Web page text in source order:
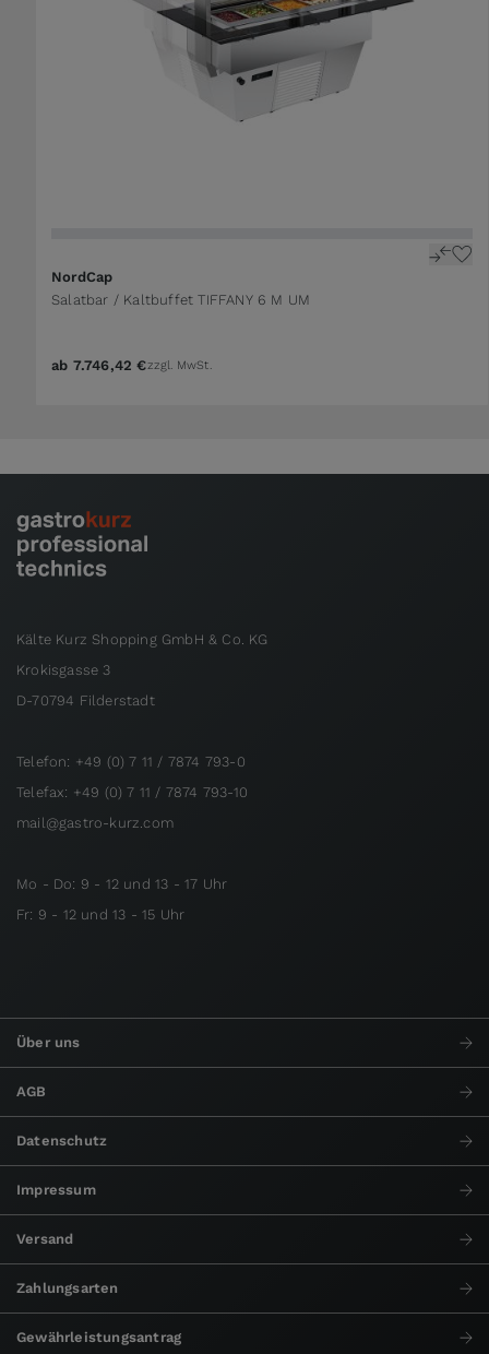
NordCap
Salatbar / Kaltbuffet TIFFANY 6 M UM
ab 7.746,42 €zzgl. MwSt.
Kälte Kurz Shopping GmbH & Co. KG
Krokisgasse 3
D-70794 Filderstadt
Telefon: +49 (0) 7 11 / 7874 793-0
Telefax: +49 (0) 7 11 / 7874 793-10
mail@gastro-kurz.com
Mo - Do: 9 - 12 und 13 - 17 Uhr
Fr: 9 - 12 und 13 - 15 Uhr
Über uns
AGB
Datenschutz
Impressum
Versand
Zahlungsarten
Gewährleistungsantrag